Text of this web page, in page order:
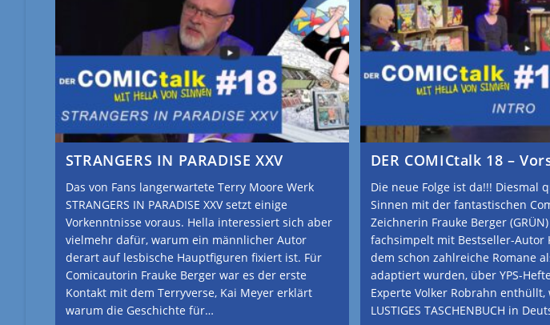
STRANGERS IN PARADISE XXV
Das von Fans langerwartete Terry Moore Werk
STRANGERS IN PARADISE XXV setzt einige
Vorkenntnisse voraus. Hella interessiert sich aber
vielmehr dafür, warum ein männlicher Autor
derart auf lesbische Hauptfiguren fixiert ist. Für
Comicautorin Frauke Berger war es der erste
Kontakt mit dem Terryverse, Kai Meyer erklärt
warum die Geschichte für…
DER COMICtalk 18 –
Die neue Folge ist da!!! Diesmal
Sinnen mit der fantastischen
Zeichnerin Frauke Berger
fachsimpelt mit Bestseller-Autor
dem schon zahlreiche Romane
adaptiert wurden, über YPS-
Experte Volker Robrahn enthüllt,
LUSTIGES TASCHENBUCH in